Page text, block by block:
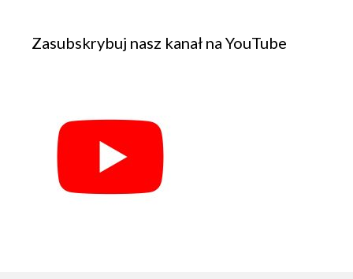
Zasubskrybuj nasz kanał na YouTube